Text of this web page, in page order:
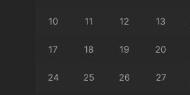
10 11 12 13
17 18 19 20
24 25 26 27